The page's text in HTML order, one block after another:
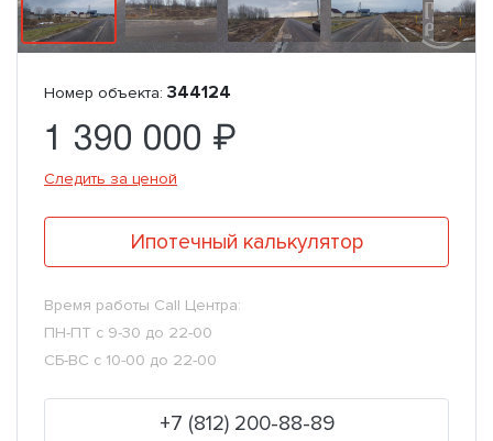
Номер объекта: 344124
1 390 000 ₽
Следить за ценой
Ипотечный калькулятор
Время работы Call Центра:
ПН-ПТ с 9-30 до 22-00
СБ-ВС с 10-00 до 22-00
+7 (812) 200-88-89